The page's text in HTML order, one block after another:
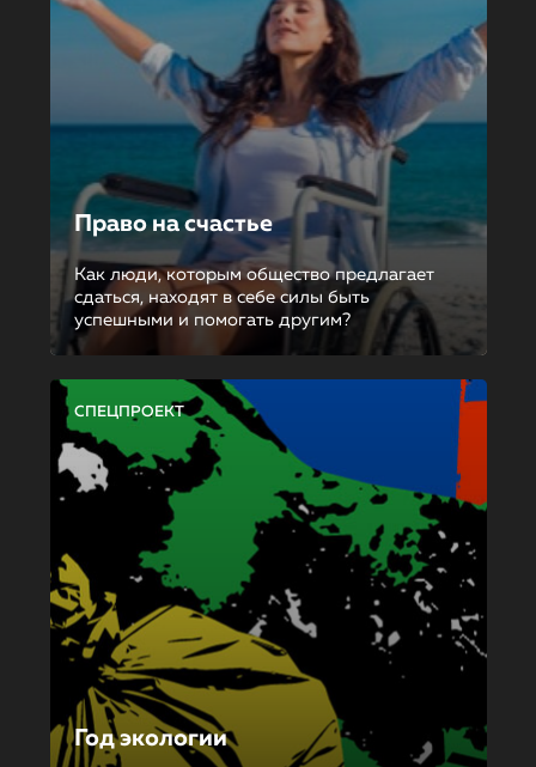
Право на счастье
Как люди, которым общество предлагает
сдаться, находят в себе силы быть
успешными и помогать другим?
СПЕЦПРОЕКТ
Год экологии